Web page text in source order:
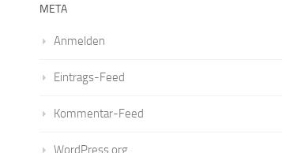
META
Anmelden
Eintrags-Feed
Kommentar-Feed
WordPress.org